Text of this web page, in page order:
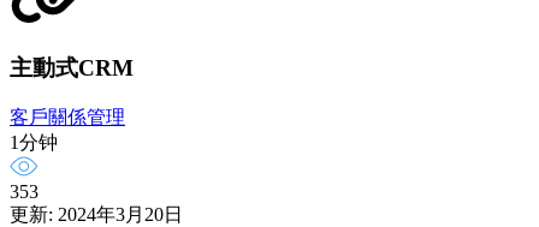
主動式CRM
客戶關係管理
1分钟
353
更新: 2024年3月20日